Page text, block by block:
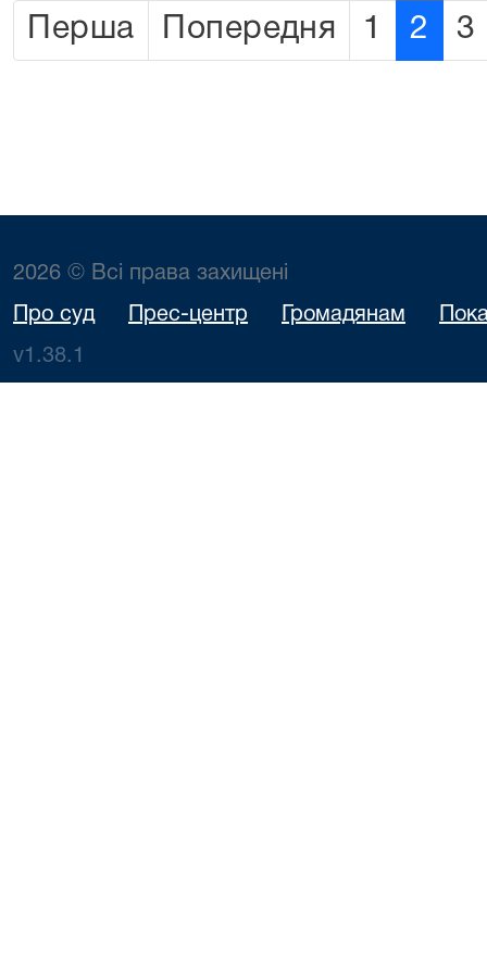
Перша Попередня 1 2 3
2026 © Всі права захищені
Про суд Прес-центр Громадянам
v1.38.1